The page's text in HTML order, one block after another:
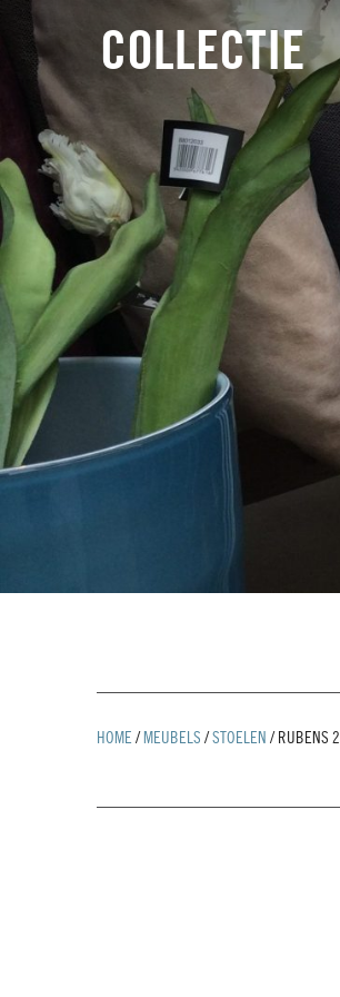
COLLECTIE
HOME / MEUBELS / STOELEN / RUBENS 2